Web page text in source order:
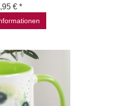
€ *